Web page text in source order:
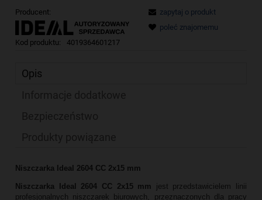
Producent:
Kod produktu: 4019364601217
zapytaj o produkt
poleć znajomemu
Opis
Niszczarka Ideal 2604 CC 2x15 mm
Niszczarka Ideal 2604 CC 2x15 mm jest przedstawicielem linii
profesjonalnych niszczarek biurowych, przeznaczonych dla pracy